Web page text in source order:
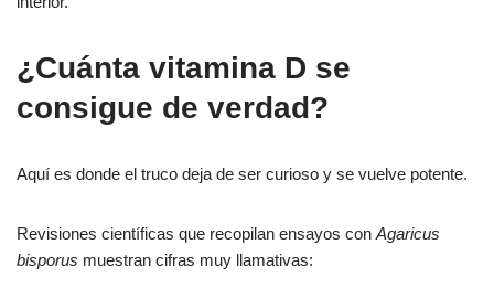
¿Cuánta vitamina D se
consigue de verdad?
Aquí es donde el truco deja de ser curioso y se vuelve potente.
Revisiones científicas que recopilan ensayos con Agaricus
bisporus muestran cifras muy llamativas: